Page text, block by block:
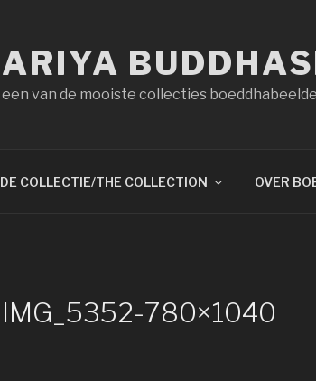
ARIYA
een van de mooiste collecties
DE COLLECTIE/THE COLLECTION OVER
IMG_5352-780×1040